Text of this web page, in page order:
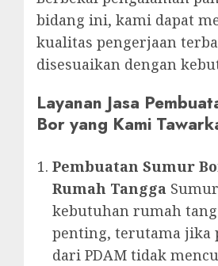
bidang ini, kami dapat
kualitas pengerjaan
disesuaikan dengan
Layanan Jasa
Bor yang Kami
Pembuatan Sumur
Rumah Tangga
kebutuhan rumah
penting, terutama jika
dari PDAM tidak